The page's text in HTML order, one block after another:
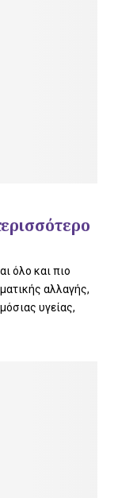
όλο και πιο
αλλαγής,
υγείας,